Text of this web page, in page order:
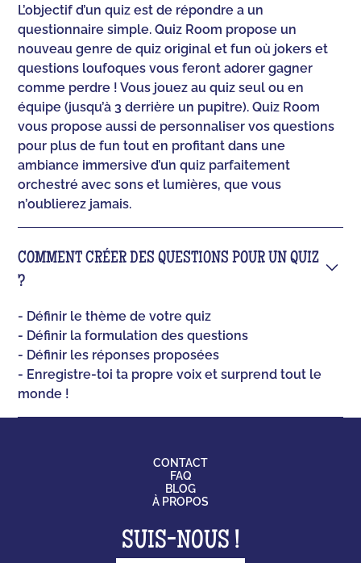
L’objectif d’un quiz est de répondre a un
questionnaire simple. Quiz Room propose un
nouveau genre de quiz original et fun où jokers et
questions loufoques vous feront adorer gagner
comme perdre ! Vous jouez au quiz seul ou en
équipe (jusqu’à 3 derrière un pupitre). Quiz Room
vous propose aussi de personnaliser vos questions
pour plus de fun tout en profitant dans une
ambiance immersive d’un quiz parfaitement
orchestré avec sons et lumières, que vous
n’oublierez jamais.
COMMENT CRÉER DES QUESTIONS POUR UN QUIZ
?
- Définir le thème de votre quiz
- Définir la formulation des questions
- Définir les réponses proposées
- Enregistre-toi ta propre voix et surprend tout le
monde !
CONTACT
FAQ
BLOG
À PROPOS
SUIS-NOUS !